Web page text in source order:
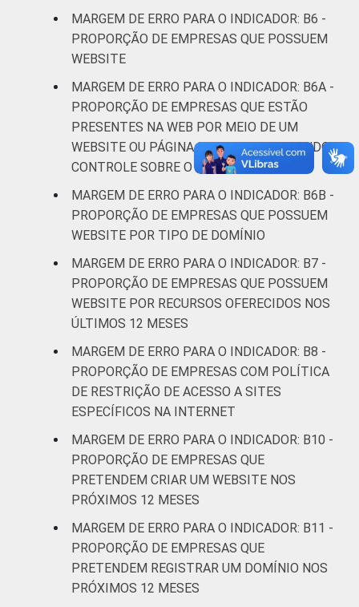
serviços
¹ Base: 4337 empresas que declararam
ocupadas, que constituem os seguintes
segmentos da CNAE 2.0 (C, F, G, H, I, J, L, M,
N, R e S). Estimativa: 300872 empresas.
Dados coletados entre setembro de 2014 e
março de 2015.
* domínios referentes a registros genéricos
net.br e emp.br juntamente com registros
específicos
MARGEM DE ERRO PARA O INDICADOR: B6 -
PROPORÇÃO DE EMPRESAS QUE POSSUEM
WEBSITE
MARGEM DE ERRO PARA O INDICADOR: B6A -
PROPORÇÃO DE EMPRESAS QUE ESTÃO
PRESENTES NA WEB POR MEIO DE UM
WEBSITE OU PÁGINA DE TERCEIROS TENDO
CONTROLE SOBRE O CONTEÚDO
MARGEM DE ERRO PARA O INDICADOR: B6B -
PROPORÇÃO DE EMPRESAS QUE POSSUEM
WEBSITE POR TIPO DE DOMÍNIO
MARGEM DE ERRO PARA O INDICADOR: B7 -
PROPORÇÃO DE EMPRESAS QUE POSSUEM
WEBSITE POR RECURSOS OFERECIDOS NOS
ÚLTIMOS 12 MESES
MARGEM DE ERRO PARA O INDICADOR: B8 -
PROPORÇÃO DE EMPRESAS COM POLÍTICA
DE RESTRIÇÃO DE ACESSO A SITES
ESPECÍFICOS NA INTERNET
MARGEM DE ERRO PARA O INDICADOR: B10 -
PROPORÇÃO DE EMPRESAS QUE
PRETENDEM CRIAR UM WEBSITE NOS
PRÓXIMOS 12 MESES
MARGEM DE ERRO PARA O INDICADOR: B11 -
PROPORÇÃO DE EMPRESAS QUE
PRETENDEM REGISTRAR UM DOMÍNIO NOS
PRÓXIMOS 12 MESES